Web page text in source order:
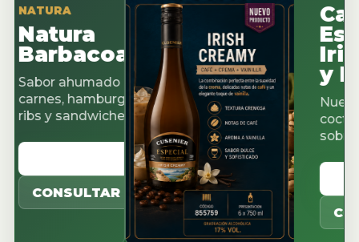
ahumado para
hamburguesas,
y sandwiches.
Cacao
Irish
y
Nuevos
cocteleria,
VER